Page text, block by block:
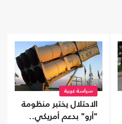
سياسة عربية
الاحتلال يختبر منظومة
"أرو" بدعم أمريكي..